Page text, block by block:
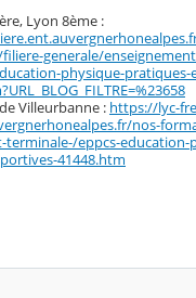
Lyon 8ème :
generale/
physique-
Villeurbanne : https://lyc-
nos-
terminale-/eppcs-
41448.htm